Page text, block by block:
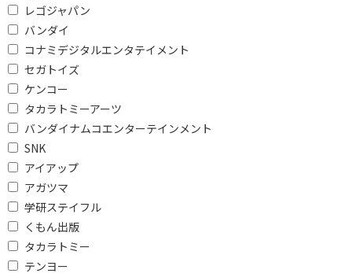
レゴジャパン
バンダイ
コナミデジタルエンタテイメント
セガトイズ
ケンコー
タカラトミーアーツ
バンダイナムコエンターテインメント
SNK
アイアップ
アガツマ
学研ステイフル
くもん出版
タカラトミー
テンヨー